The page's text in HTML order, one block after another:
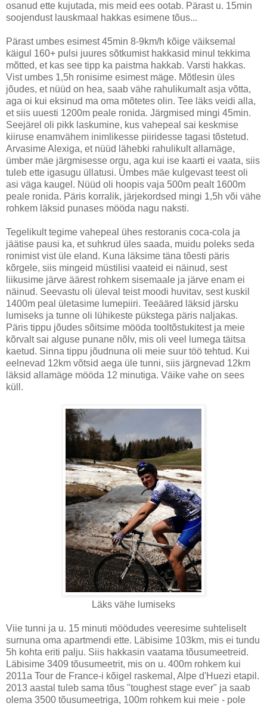
osanud ette kujutada, mis meid ees ootab. Pärast u. 15min
soojendust lauskmaal hakkas esimene tõus...
Pärast umbes esimest 45min 8-9km/h kõige väiksemal
käigul 160+ pulsi juures sõtkumist hakkasid minul tekkima
mõtted, et kas see tipp ka paistma hakkab. Varsti hakkas.
Vist umbes 1,5h ronisime esimest mäge. Mõtlesin üles
jõudes, et nüüd on hea, saab vähe rahulikumalt asja võtta,
aga oi kui eksinud ma oma mõtetes olin. Tee läks veidi alla,
et siis uuesti 1200m peale ronida. Järgmised mingi 45min.
Seejärel oli pikk laskumine, kus vahepeal sai keskmise
kiiruse enamvähem inimlikesse piiridesse tagasi tõstetud.
Arvasime Alexiga, et nüüd lähebki rahulikult allamäge,
ümber mäe järgmisesse orgu, aga kui ise kaarti ei vaata, siis
tuleb ette igasugu üllatusi. Ümbes mäe kulgevast teest oli
asi väga kaugel. Nüüd oli hoopis vaja 500m pealt 1600m
peale ronida. Päris korralik, järjekordsed mingi 1,5h või vähe
rohkem läksid punases mööda nagu naksti.
Tegelikult tegime vahepeal ühes restoranis coca-cola ja
jäätise pausi ka, et suhkrud üles saada, muidu poleks seda
ronimist vist üle eland. Kuna läksime täna tõesti päris
kõrgele, siis mingeid müstilisi vaateid ei näinud, sest
liikusime järve äärest rohkem sisemaale ja järve enam ei
näinud. Seevastu oli üleval teist moodi huvitav, sest kuskil
1400m peal ületasime lumepiiri. Teeääred läksid järsku
lumiseks ja tunne oli lühikeste pükstega päris naljakas.
Päris tippu jõudes sõitsime mööda tooltõstukitest ja meie
kõrvalt sai alguse punane nõlv, mis oli veel lumega täitsa
kaetud. Sinna tippu jõudnuna oli meie suur töö tehtud. Kui
eelnevad 12km võtsid aega üle tunni, siis järgnevad 12km
läksid allamäge mööda 12 minutiga. Väike vahe on sees
küll.
Läks vähe lumiseks
Viie tunni ja u. 15 minuti möödudes veeresime suhteliselt
surnuna oma apartmendi ette. Läbisime 103km, mis ei tundu
5h kohta eriti palju. Siis hakkasin vaatama tõusumeetreid.
Läbisime 3409 tõusumeetrit, mis on u. 400m rohkem kui
2011a Tour de France-i kõigel raskemal, Alpe d'Huezi etapil.
2013 aastal tuleb sama tõus "toughest stage ever" ja saab
olema 3500 tõusumeetriga, 100m rohkem kui meie - pole